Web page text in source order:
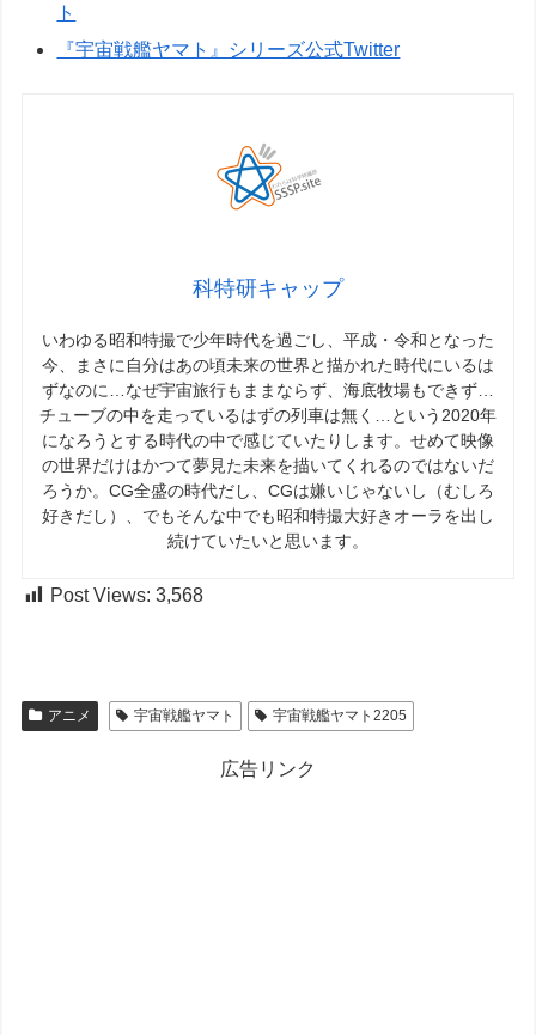
ト
『宇宙戦艦ヤマト』シリーズ公式Twitter
科特研キャップ
いわゆる昭和特撮で少年時代を過ごし、平成・令和となった
今、まさに自分はあの頃未来の世界と描かれた時代にいるは
ずなのに…なぜ宇宙旅行もままならず、海底牧場もできず…
チューブの中を走っているはずの列車は無く…という2020年
になろうとする時代の中で感じていたりします。せめて映像
の世界だけはかつて夢見た未来を描いてくれるのではないだ
ろうか。CG全盛の時代だし、CGは嫌いじゃないし（むしろ
好きだし）、でもそんな中でも昭和特撮大好きオーラを出し
続けていたいと思います。
Post Views: 3,568
アニメ 宇宙戦艦ヤマト 宇宙戦艦ヤマト2205
広告リンク